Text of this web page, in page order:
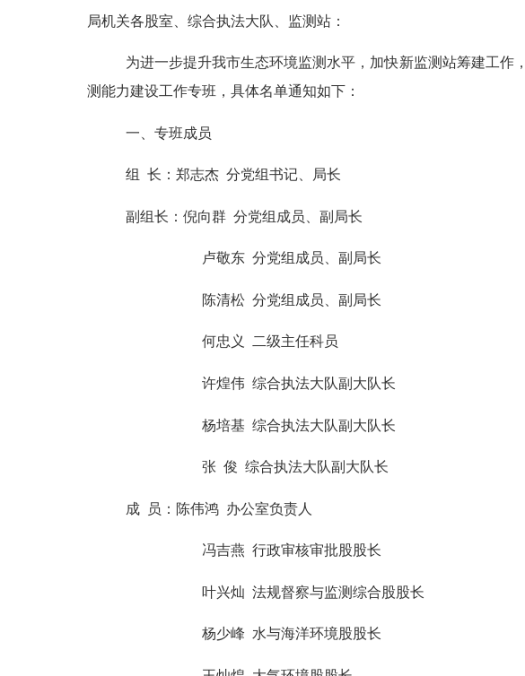
局机关各股室、综合执法大队、监测站：
为进一步提升我市生态环境监测水平，加快新监测站筹建工
测能力建设工作专班，具体名单通知如下：
一、专班成员
组 长：郑志杰 分党组书记、局长
副组长：倪向群 分党组成员、副局长
卢敬东 分党组成员、副局长
陈清松 分党组成员、副局长
何忠义 二级主任科员
许煌伟 综合执法大队副大队长
杨培基 综合执法大队副大队长
张 俊 综合执法大队副大队长
成 员： 陈伟鸿 办公室负责人
冯吉燕 行政审核审批股股长
叶兴灿 法规督察与监测综合股股长
杨少峰 水与海洋环境股股长